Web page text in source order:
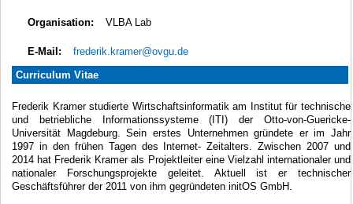
Organisation: VLBA Lab
E-Mail:
frederik.kramer@ovgu.de
Curriculum Vitae
Frederik Kramer studierte Wirtschaftsinformatik am Institut für technische
und betriebliche Informationssysteme (ITI) der Otto-von-Guericke-
Universität Magdeburg. Sein erstes Unternehmen gründete er im Jahr
1997 in den frühen Tagen des Internet- Zeitalters. Zwischen 2007 und
2014 hat Frederik Kramer als Projektleiter eine Vielzahl internationaler und
nationaler Forschungsprojekte geleitet. Aktuell ist er technischer
Geschäftsführer der 2011 von ihm gegründeten initOS GmbH.